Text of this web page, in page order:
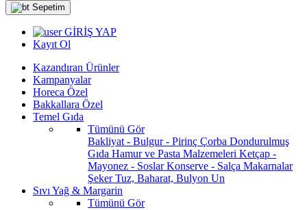
Sepetim
GİRİŞ YAP
Kayıt Ol
Kazandıran Ürünler
Kampanyalar
Horeca Özel
Bakkallara Özel
Temel Gıda
Tümünü Gör
Bakliyat - Bulgur - Pirinç Çorba Dondurulmuş
Gıda Hamur ve Pasta Malzemeleri Ketçap -
Mayonez - SoslarKonserve - Salça Makarnalar
ŞekerTuz, Baharat, Bulyon Un
Sıvı Yağ & Margarin
Tümünü Gör